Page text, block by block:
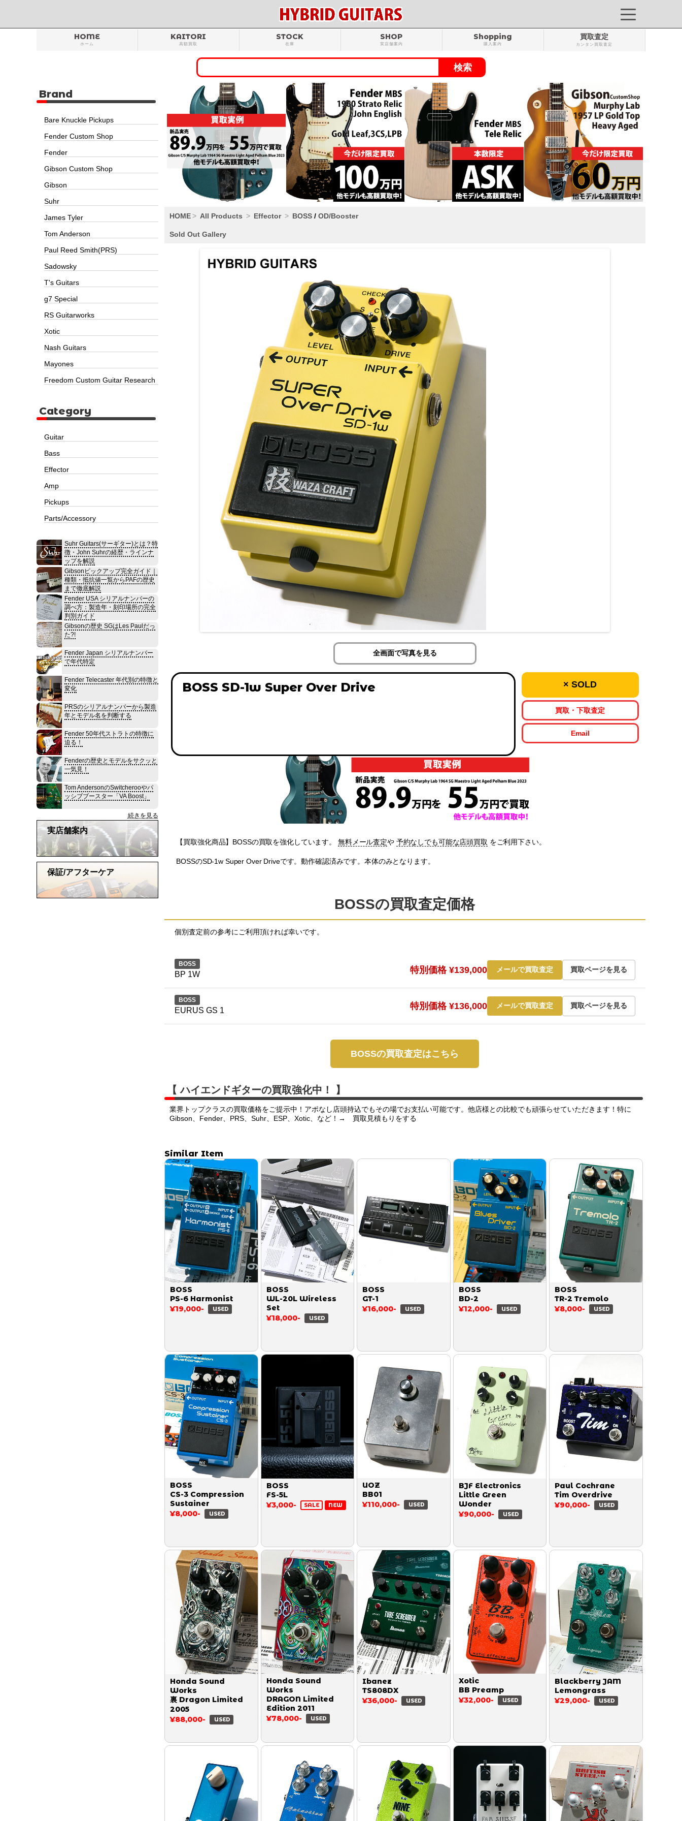
HOME
ホーム
KAITORI
高額買取
STOCK
在庫
SHOP
実店舗案内
Shopping
購入案内
買取査定
カンタン買取査定
HOME All Products Effector BOSS / OD/Booster
Sold Out Gallery
全画面で写真を見る
BOSS SD-1w Super Over Drive × SOLD
買取・下取査定
Email
【買取強化商品】BOSSの買取を強化しています。 無料メール査定や 予約なしでも可能な店頭買取 をご利用下さい。
BOSSのSD-1w Super Over Driveです。動作確認済みです。本体のみとなります。
BOSSの買取査定価格
個別査定前の参考にご利用頂ければ幸いです。
BOSS
BP 1W 特別価格 ¥139,000 メールで買取査定 買取ページを見る
BOSS
EURUS GS 1 特別価格 ¥136,000 メールで買取査定 買取ページを見る
BOSSの買取査定はこちら
【 ハイエンドギターの買取強化中！ 】
業界トップクラスの買取価格をご提示中！アポなし店頭持込でもその場でお支払い可能です。他店様との比較でも頑張らせていただきます！特に
Gibson、Fender、PRS、Suhr、ESP、Xotic、など！→ 買取見積もりをする
Similar Item
BOSS
PS-6 Harmonist
¥19,000-
USED
BOSS
WL-20L Wireless
Set
¥18,000-
USED
BOSS
GT-1
¥16,000-
USED
BOSS
BD-2
¥12,000-
USED
BOSS
TR-2 Tremolo
¥8,000-
USED
BOSS
CS-3 Compression
Sustainer
¥8,000-
USED
BOSS
FS-5L
¥3,000-
SALE NEW
UOZ
BB01
¥110,000-
USED
BJF Electronics
Little Green
Wonder
¥90,000-
USED
Paul Cochrane
Tim Overdrive
¥90,000-
USED
Honda Sound
Works
裏 Dragon Limited
2005
¥88,000-
USED
Honda Sound
Works
DRAGON Limited
Edition 2011
¥78,000-
USED
Ibanez
TS808DX
¥36,000-
USED
Xotic
BB Preamp
¥32,000-
USED
Blackberry JAM
Lemongrass
¥29,000-
USED
Brand
Bare Knuckle Pickups
Fender Custom Shop
Fender
Gibson Custom Shop
Gibson
Suhr
James Tyler
Tom Anderson
Paul Reed Smith(PRS)
Sadowsky
T's Guitars
g7 Special
RS Guitarworks
Xotic
Nash Guitars
Mayones
Freedom Custom Guitar Research
Category
Guitar
Bass
Effector
Amp
Pickups
Parts/Accessory
Suhr Guitars(サーギター)とは？特
徴・John Suhrの経歴・ラインナ
ップを解説
Gibsonピックアップ完全ガイド｜
種類・抵抗値一覧からPAFの歴史
まで徹底解説
Fender USA シリアルナンバーの
調べ方：製造年・刻印場所の完全
判別ガイド
Gibsonの歴史 SGはLes Paulだっ
た?!
Fender Japan シリアルナンバー
で年代特定
Fender Telecaster 年代別の特徴と
変化
PRSのシリアルナンバーから製造
年とモデル名を判断する
Fender 50年代ストラトの特徴に
迫る！
Fenderの歴史とモデルをサクッと
一気見！
Tom AndersonのSwitcherooやパ
ッシブブースター「VA Boost」
続きを見る
実店舗案内
保証/アフターケア